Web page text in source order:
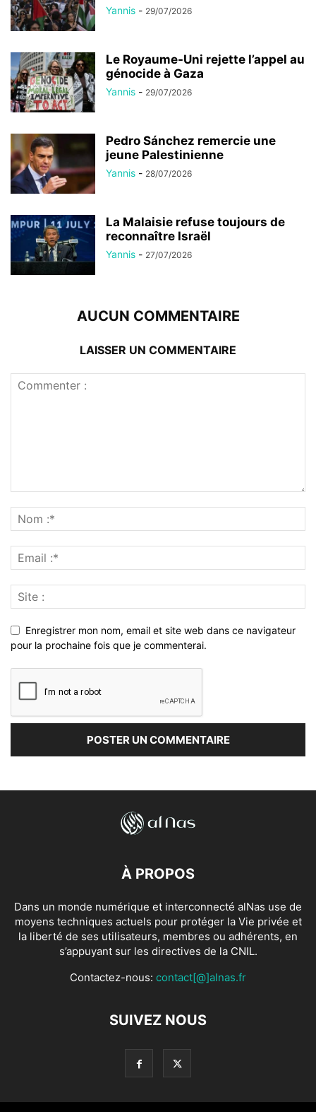
Yannis - 29/07/2026
Le Royaume-Uni rejette l’appel au
génocide à Gaza
Yannis - 29/07/2026
Pedro Sánchez remercie une
jeune Palestinienne
Yannis - 28/07/2026
La Malaisie refuse toujours de
reconnaître Israël
Yannis - 27/07/2026
AUCUN COMMENTAIRE
LAISSER UN COMMENTAIRE
Enregistrer mon nom, email et site web dans ce navigateur
pour la prochaine fois que je commenterai.
À PROPOS
Dans un monde numérique et interconnecté alNas use de
moyens techniques actuels pour protéger la Vie privée et
la liberté de ses utilisateurs, membres ou adhérents, en
s’appuyant sur les directives de la CNIL.
Contactez-nous: contact[@]alnas.fr
SUIVEZ NOUS